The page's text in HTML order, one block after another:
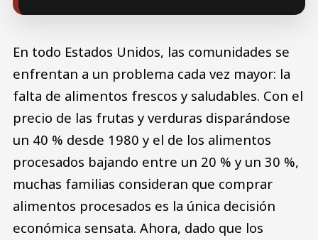
En todo Estados Unidos, las comunidades se
enfrentan a un problema cada vez mayor: la
falta de alimentos frescos y saludables. Con el
precio de las frutas y verduras disparándose
un 40 % desde 1980 y el de los alimentos
procesados bajando entre un 20 % y un 30 %,
muchas familias consideran que comprar
alimentos procesados es la única decisión
económica sensata. Ahora, dado que los